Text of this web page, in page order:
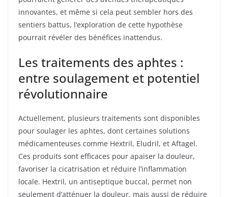
innovantes, et même si cela peut sembler hors des
sentiers battus, l’exploration de cette hypothèse
pourrait révéler des bénéfices inattendus.
Les traitements des aphtes :
entre soulagement et potentiel
révolutionnaire
Actuellement, plusieurs traitements sont disponibles
pour soulager les aphtes, dont certaines solutions
médicamenteuses comme Hextril, Eludril, et Aftagel.
Ces produits sont efficaces pour apaiser la douleur,
favoriser la cicatrisation et réduire l’inflammation
locale. Hextril, un antiseptique buccal, permet non
seulement d’atténuer la douleur, mais aussi de réduire